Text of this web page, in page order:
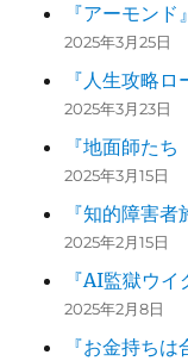
『アーモンド』
2025年3月25日
『人生攻略ロ
2025年3月23日
『地面師た
2025年3月15日
『知的障害者
2025年2月15日
『AI監獄ウイ
2025年2月8日
『お金持ちは